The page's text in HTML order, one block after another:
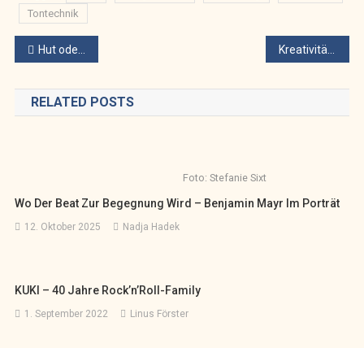
Tontechnik
Beitragsnavigation
Hut oder Eintritt? Das ist hier die Frage!
RELATED POSTS
Foto: Stefanie Sixt
Wo Der Beat Zur Begegnung Wird – Benjamin Mayr Im Porträt
12. Oktober 2025 Nadja Hadek
KUKI – 40 Jahre Rock’n’Roll-Family
1. September 2022 Linus Förster